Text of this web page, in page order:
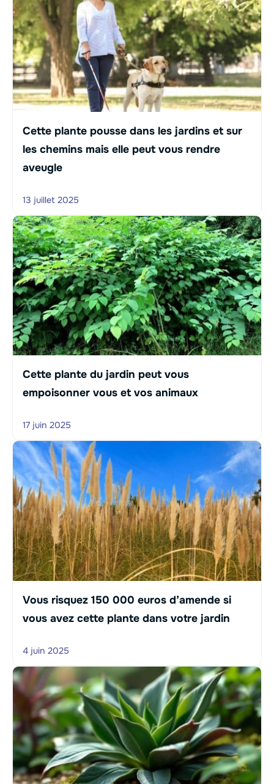
Cette plante pousse dans les jardins et sur
les chemins mais elle peut vous rendre
aveugle
13 juillet 2025
Cette plante du jardin peut vous
empoisonner vous et vos animaux
17 juin 2025
Vous risquez 150 000 euros d’amende si
vous avez cette plante dans votre jardin
4 juin 2025